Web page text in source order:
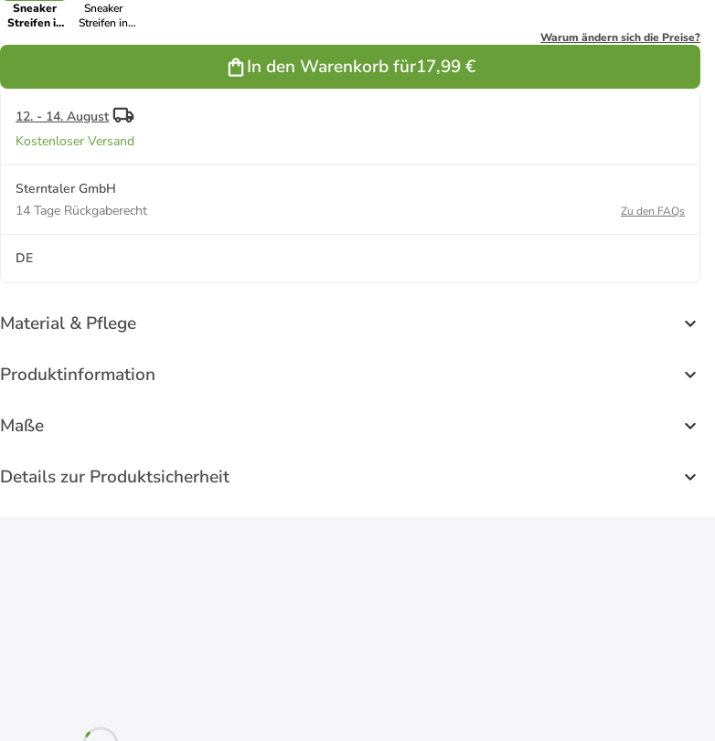
Sneaker
Streifen in
Sneaker
Streifen in
Warum ändern sich die Preise?
In den Warenkorb für17,99 €
12. - 14. August
Kostenloser Versand
Sterntaler GmbH
14 Tage Rückgaberecht
Zu den FAQs
DE
Material & Pflege
Produktinformation
Maße
Details zur Produktsicherheit